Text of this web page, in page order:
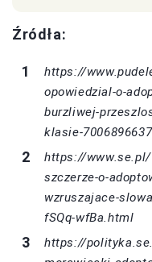
Źródła:
https://
opowiedzial-o-
burzliwej-
klasie-
https://
szczerze-o-
wzruszajace-
fSQq-wfBa.html
https://